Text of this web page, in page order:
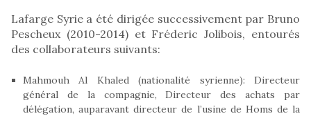
Lafarge Syrie a été dirigée successivement par Bruno
Pescheux (2010-2014) et Fréderic Jolibois, entourés
des collaborateurs suivants:
Mahmouh Al Khaled (nationalité syrienne): Directeur
général de la compagnie, Directeur des achats par
délégation, auparavant directeur de l’usine de Homs de la